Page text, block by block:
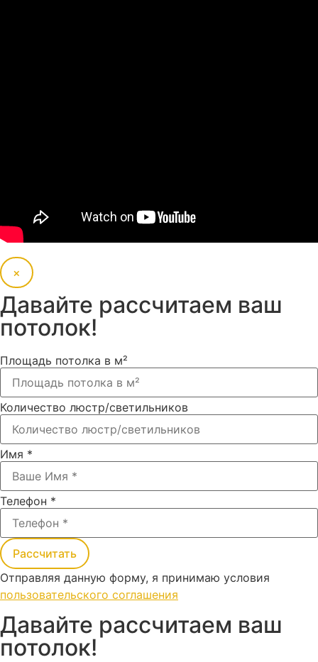
×
Давайте рассчитаем ваш
потолок!
Площадь потолка в м²
Количество люстр/светильников
Имя *
Телефон *
Рассчитать
Отправляя данную форму, я принимаю условия
пользовательского соглашения
Давайте рассчитаем ваш
потолок!